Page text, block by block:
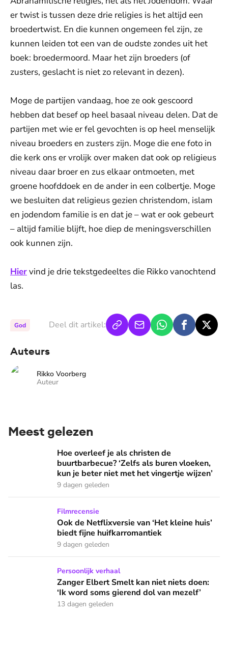
er twist is tussen deze drie religies is het altijd een
broedertwist. En die kunnen ongemeen fel zijn, ze
kunnen leiden tot een van de oudste zondes uit het
boek: broedermoord. Maar het zijn broeders (of
zusters, geslacht is niet zo relevant in dezen).
Moge de partijen vandaag, hoe ze ook gescoord
hebben dat besef op heel basaal niveau delen. Dat de
partijen met wie er fel gevochten is op heel menselijk
niveau broeders en zusters zijn. Moge die ene foto in
die kerk ons er vrolijk over maken dat ook op religieus
niveau daar broer en zus elkaar ontmoeten, met
groene hoofddoek en de ander in een colbertje. Moge
we besluiten dat religieus gezien christendom, islam
en jodendom familie is en dat je – wat er ook gebeurt
– altijd familie blijft, hoe diep de meningsverschillen
ook kunnen zijn.
Hiervind je drie tekstgedeeltes die Rikko vanochtend
las.
God Deel dit artikel:
Auteurs
Rikko Voorberg
Auteur
Meest gelezen
Hoe overleef je als christen de buurtbarbecue? ‘Zelfs als
Hoe overleef je als christen de
buurtbarbecue? ‘Zelfs als buren vloeken,
kun je beter niet met het vingertje wijzen’
9 dagen geleden
Ook de Netflixversie van ‘Het kleine huis’ biedt fijne
Filmrecensie
Ook de Netflixversie van ‘Het kleine huis’
biedt fijne huifkarromantiek
9 dagen geleden
Zanger Elbert Smelt kan niet niets doen: ‘Ik word soms
Persoonlijk verhaal
Zanger Elbert Smelt kan niet niets doen:
‘Ik word soms gierend dol van mezelf’
13 dagen geleden